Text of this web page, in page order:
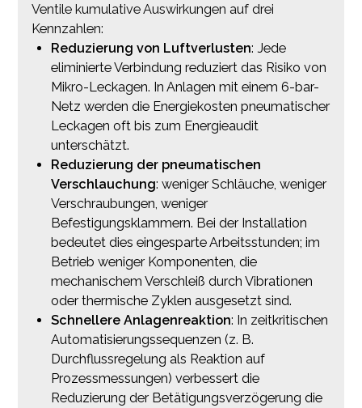
Ventile kumulative Auswirkungen auf drei
Kennzahlen:
Reduzierung von Luftverlusten: Jede
eliminierte Verbindung reduziert das Risiko von
Mikro-Leckagen. In Anlagen mit einem 6-bar-
Netz werden die Energiekosten pneumatischer
Leckagen oft bis zum Energieaudit
unterschätzt.
Reduzierung der pneumatischen
Verschlauchung: weniger Schläuche, weniger
Verschraubungen, weniger
Befestigungsklammern. Bei der Installation
bedeutet dies eingesparte Arbeitsstunden; im
Betrieb weniger Komponenten, die
mechanischem Verschleiß durch Vibrationen
oder thermische Zyklen ausgesetzt sind.
Schnellere Anlagenreaktion: In zeitkritischen
Automatisierungssequenzen (z. B.
Durchflussregelung als Reaktion auf
Prozessmessungen) verbessert die
Reduzierung der Betätigungsverzögerung die